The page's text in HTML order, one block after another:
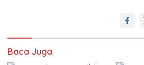
Baca Juga